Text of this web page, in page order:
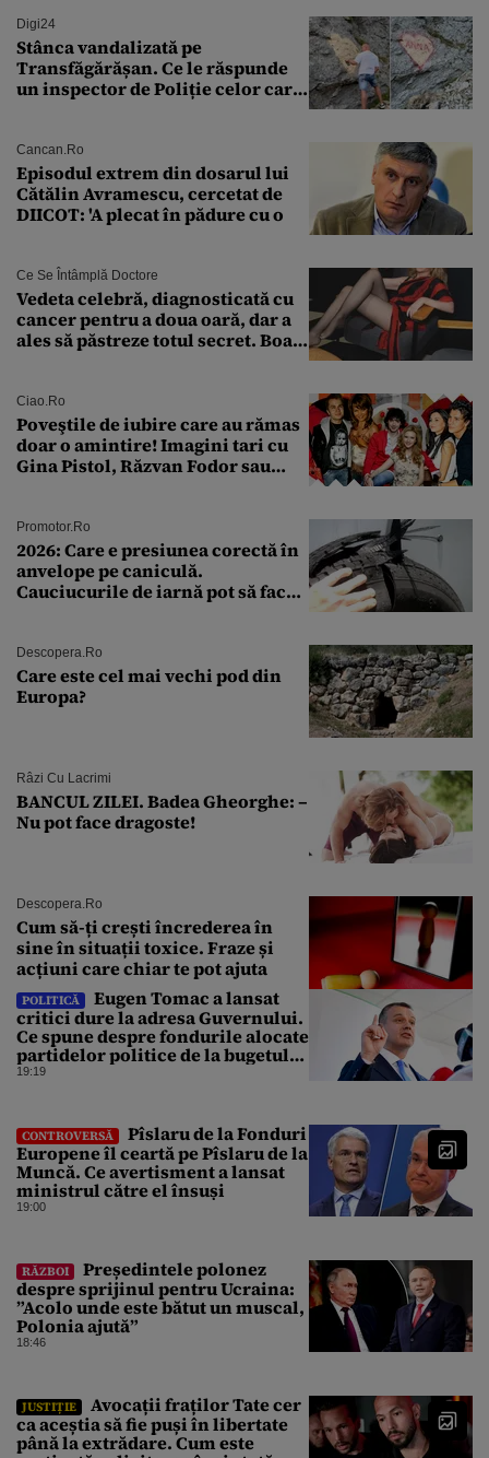
Digi24
Stânca vandalizată pe
Transfăgărășan. Ce le răspunde
un inspector de Poliție celor care
Cancan.ro
Episodul extrem din dosarul lui
Cătălin Avramescu, cercetat de
DIICOT: 'A plecat în pădure cu o
Ce Se Întâmplă Doctore
Vedeta celebră, diagnosticată cu
cancer pentru a doua oară, dar a
ales să păstreze totul secret. Boala
Ciao.ro
Poveştile de iubire care au rămas
doar o amintire! Imagini tari cu
Gina Pistol, Răzvan Fodor sau
Promotor.ro
2026: Care e presiunea corectă în
anvelope pe caniculă.
Cauciucurile de iarnă pot să facă
Descopera.ro
Care este cel mai vechi pod din
Europa?
Râzi Cu Lacrimi
BANCUL ZILEI. Badea Gheorghe: –
Nu pot face dragoste!
Descopera.ro
Cum să-ți crești încrederea în
sine în situații toxice. Fraze și
acțiuni care chiar te pot ajuta
POLITICĂ
Eugen Tomac a lansat
critici dure la adresa Guvernului.
Ce spune despre fondurile alocate
partidelor politice de la bugetul
de stat
19:19
CONTROVERSĂ
Pîslaru de la Fonduri
Europene îl ceartă pe Pîslaru de la
Muncă. Ce avertisment a lansat
ministrul către el însuși
19:00
RĂZBOI
Președintele polonez
despre sprijinul pentru Ucraina:
”Acolo unde este bătut un muscal,
Polonia ajută”
18:46
JUSTIȚIE
Avocații fraților Tate cer
ca aceștia să fie puși în libertate
până la extrădare. Cum este